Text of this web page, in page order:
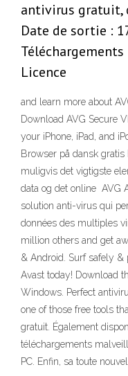
antivirus gratuit,
Date de sortie :
Licence
and learn more about
Download AVG Secure
your iPhone, iPad, and
Browser på dansk gratis
muligvis det vigtigste
data og det online AVG
solution anti-virus qui
données des multiples
million others and get
& Android. Surf safely
Avast today! Download
Windows. Perfect
one of those free tools
gratuit. Également
téléchargements
PC. Enfin, sa toute